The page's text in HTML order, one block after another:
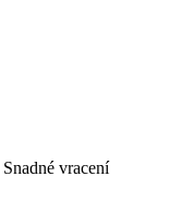
Snadné vracení